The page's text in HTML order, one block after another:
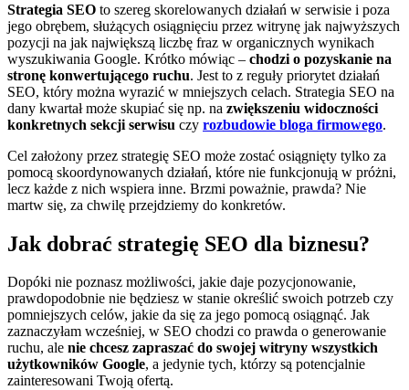
Strategia SEO to szereg skorelowanych działań w serwisie i poza
jego obrębem, służących osiągnięciu przez witrynę jak najwyższych
pozycji na jak największą liczbę fraz w organicznych wynikach
wyszukiwania Google. Krótko mówiąc – chodzi o pozyskanie na
stronę konwertującego ruchu. Jest to z reguły priorytet działań
SEO, który można wyrazić w mniejszych celach. Strategia SEO na
dany kwartał może skupiać się np. na zwiększeniu widoczności
konkretnych sekcji serwisu czy rozbudowie bloga firmowego.
Cel założony przez strategię SEO może zostać osiągnięty tylko za
pomocą skoordynowanych działań, które nie funkcjonują w próżni,
lecz każde z nich wspiera inne. Brzmi poważnie, prawda? Nie
martw się, za chwilę przejdziemy do konkretów.
Jak dobrać strategię SEO dla biznesu?
Dopóki nie poznasz możliwości, jakie daje pozycjonowanie,
prawdopodobnie nie będziesz w stanie określić swoich potrzeb czy
pomniejszych celów, jakie da się za jego pomocą osiągnąć. Jak
zaznaczyłam wcześniej, w SEO chodzi co prawda o generowanie
ruchu, ale nie chcesz zapraszać do swojej witryny wszystkich
użytkowników Google, a jedynie tych, którzy są potencjalnie
zainteresowani Twoją ofertą.